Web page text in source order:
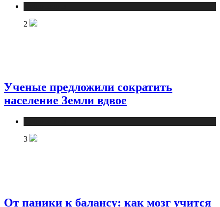
2
Ученые предложили сократить
население Земли вдвое
3
От паники к балансу: как мозг учится